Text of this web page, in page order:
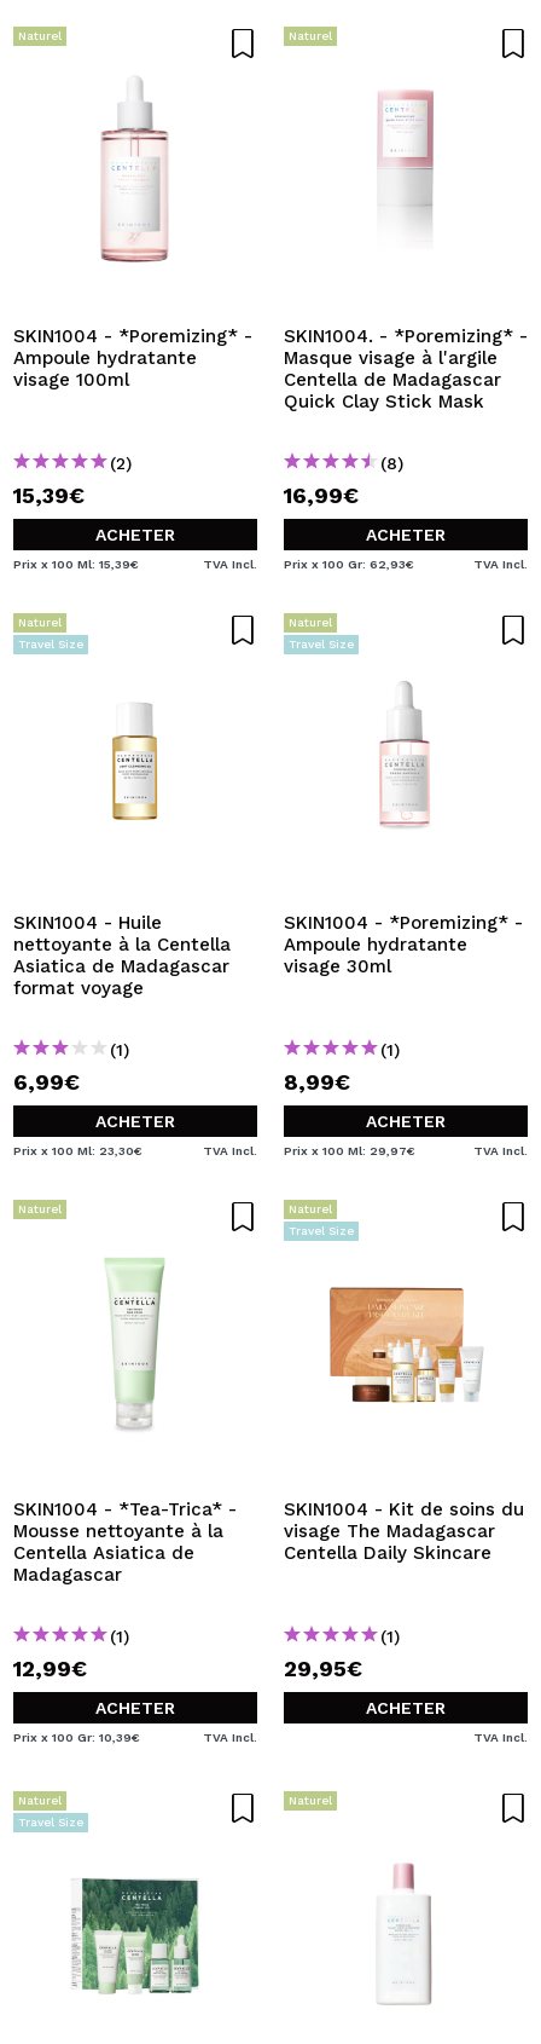
Naturel
SKIN1004 - *Poremizing* -
Ampoule hydratante
visage 100ml
(2)
15,39€
ACHETER
Prix x 100 Ml: 15,39€ TVA Incl.
Naturel
SKIN1004. - *Poremizing* -
Masque visage à l'argile
Centella de Madagascar
Quick Clay Stick Mask
(8)
16,99€
ACHETER
Prix x 100 Gr: 62,93€ TVA Incl.
Naturel
Travel Size
SKIN1004 - Huile
nettoyante à la Centella
Asiatica de Madagascar
format voyage
(1)
6,99€
ACHETER
Prix x 100 Ml: 23,30€ TVA Incl.
Naturel
Travel Size
SKIN1004 - *Poremizing* -
Ampoule hydratante
visage 30ml
(1)
8,99€
ACHETER
Prix x 100 Ml: 29,97€ TVA Incl.
Naturel
SKIN1004 - *Tea-Trica* -
Mousse nettoyante à la
Centella Asiatica de
Madagascar
(1)
12,99€
ACHETER
Prix x 100 Gr: 10,39€ TVA Incl.
Naturel
Travel Size
SKIN1004 - Kit de soins du
visage The Madagascar
Centella Daily Skincare
(1)
29,95€
ACHETER
TVA Incl.
Naturel
Travel Size
Naturel